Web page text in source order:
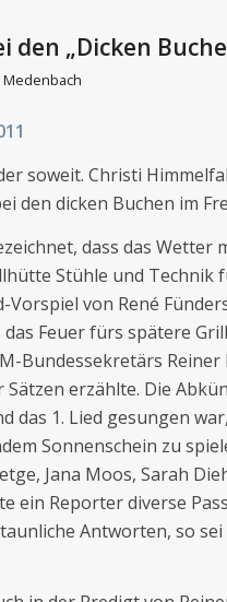
„Dicken
Medenbach
soweit. Christi
den dicken Buchen im
dass das
Stühle und
von René
Feuer fürs spätere
Bundessekretärs
erzählte. Die
das 1. Lied gesungen
Sonnenschein zu
Jana Moos, Sarah
ein Reporter diverse
Antworten, so